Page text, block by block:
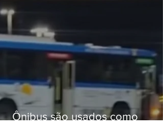
Ônibus são usados como